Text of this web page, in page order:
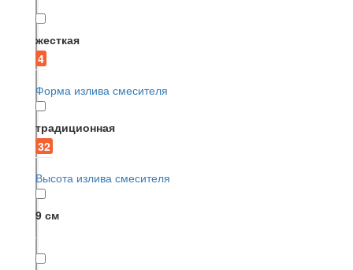
жесткая
4
Форма излива смесителя
традиционная
32
Высота излива смесителя
9 см